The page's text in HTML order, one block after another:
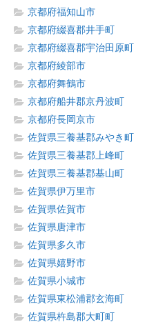
京都府福知山市
京都府綴喜郡井手町
京都府綴喜郡宇治田原町
京都府綾部市
京都府舞鶴市
京都府船井郡京丹波町
京都府長岡京市
佐賀県三養基郡みやき町
佐賀県三養基郡上峰町
佐賀県三養基郡基山町
佐賀県伊万里市
佐賀県佐賀市
佐賀県唐津市
佐賀県多久市
佐賀県嬉野市
佐賀県小城市
佐賀県東松浦郡玄海町
佐賀県杵島郡大町町